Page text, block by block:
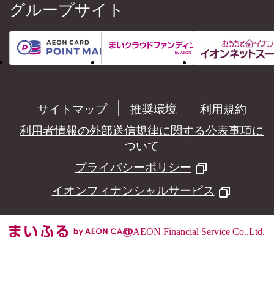
グループサイト
サイトマップ 推奨環境
利用規約
利用者情報の外部送信規律に関する公表事項に
ついて
プライバシーポリシー
イオンフィナンシャルサービス
©AEON Financial Service Co.,Ltd.